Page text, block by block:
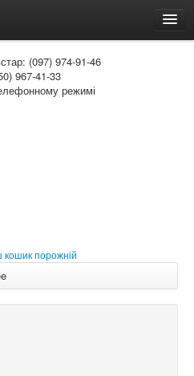
РОС
(097) 974-91-46
967-41-33
режимі
порожній